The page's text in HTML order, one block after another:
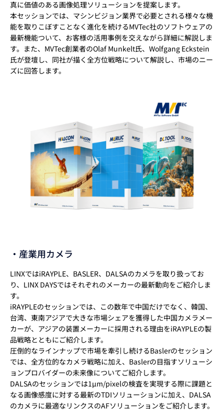
真に価値のある画像処理ソリューションを提案します。
本セッションでは、マシンビジョン業界で必要とされる様々な機
能を取りこぼすことなく進化を続けるMVTec社のソフトウェアの
最新機能ついて、お客様の活用事例を交えながら詳細に解説しま
す。また、MVTec創業者のOlaf Munkelt氏、Wolfgang Eckstein
氏が登壇し、同社が描く全方位戦略について解説し、市場のニー
ズに回答します。
・産業用カメラ
LINXではiRAYPLE、BASLER、DALSAのカメラを取り扱ってお
り、LINX DAYSではそれぞれのメーカーの最新動向をご紹介しま
す。
iRAYPLEのセッションでは、この数年で中国だけでなく、韓国、
台湾、東南アジアで大きな市場シェアを獲得した中国カメラメー
カーが、アジアの装置メーカーに採用される理由をiRAYPLEの製
品戦略とともにご紹介します。
圧倒的なラインナップで市場を牽引し続けるBaslerのセッション
では、全方位的なカメラ戦略に加え、Baslerの目指すソリューシ
ョンプロバイダーの未来像についてご紹介します。
DALSAのセッションでは1μm/pixelの検査を実現する際に課題と
なる画像感度に対する最新のTDIソリューションに加え、DALSA
のカメラに最適なリンクスのAFソリューションをご紹介します。